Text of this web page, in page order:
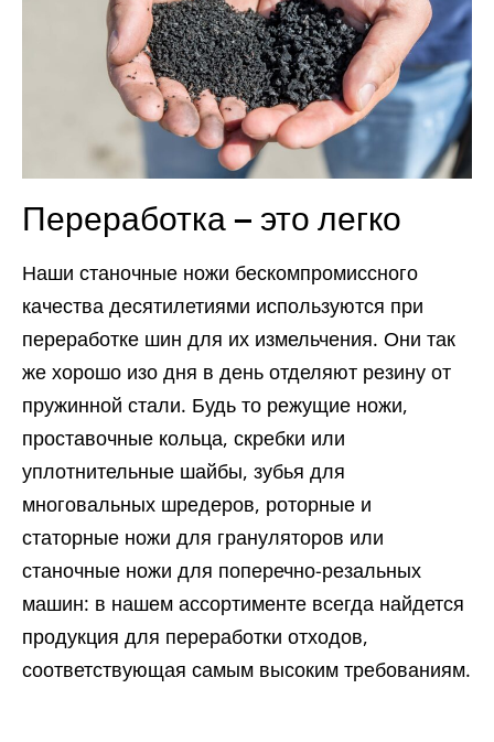
Переработка — это легко
Наши станочные ножи бескомпромиссного
качества десятилетиями используются при
переработке шин для их измельчения. Они так
же хорошо изо дня в день отделяют резину от
пружинной стали. Будь то режущие ножи,
проставочные кольца, скребки или
уплотнительные шайбы, зубья для
многовальных шредеров, роторные и
статорные ножи для грануляторов или
станочные ножи для поперечно-резальных
машин: в нашем ассортименте всегда найдется
продукция для переработки отходов,
соответствующая самым высоким требованиям.